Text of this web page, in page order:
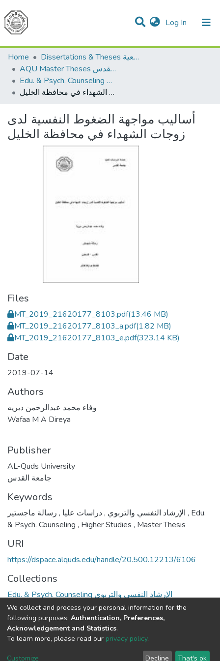
Log In (current)
Communities & Collections
All of DSpace
Home
Dissertations & Theses الرسائل الجامعية
AQU Master Theses الرسائل الجامعية الخاصة بجامعة القدس
Edu. & Psych. Counseling الإرشاد النفسي والتربوي
أساليب مواجهة الضغوط النفسية لدى زوجات الشهداء في محافظة الخليل
أساليب مواجهة الضغوط النفسية لدى
زوجات الشهداء في محافظة الخليل
Files
MT_2019_21620177_8103.pdf(13.46 MB)
MT_2019_21620177_8103_a.pdf(1.82 MB)
MT_2019_21620177_8103_e.pdf(323.14 KB)
Date
2019-07-14
Authors
وفاء محمد عبدالرحمن ديريه
Wafaa M A Direya
Publisher
AL-Quds University
جامعة القدس
Keywords
الإرشاد النفسي والتربوي ,دراسات عليا , , Edu.
& Psych. Counseling , Higher Studies , Master Thesis
URI
https://dspace.alquds.edu/handle/20.500.12213/6106
Collections
Edu. & Psych. Counseling الإرشاد النفسي والتربوي
Full item page
Cookie End User Send
We collect and process your personal information for the
following purposes: Authentication, Preferences,
Acknowledgement and Statistics.
To learn more, please read our privacy policy.
Customize Decline That's ok